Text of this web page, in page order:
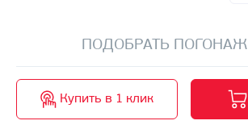
ПОДОБРАТЬ ПОГОНАЖ
Купить в 1 клик